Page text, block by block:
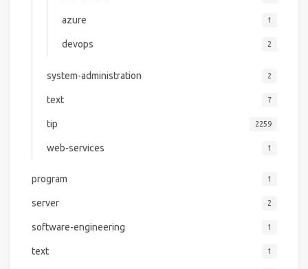
azure 1
devops 2
system-administration 2
text 7
tip 2259
web-services 1
program 1
server 2
software-engineering 1
text 1